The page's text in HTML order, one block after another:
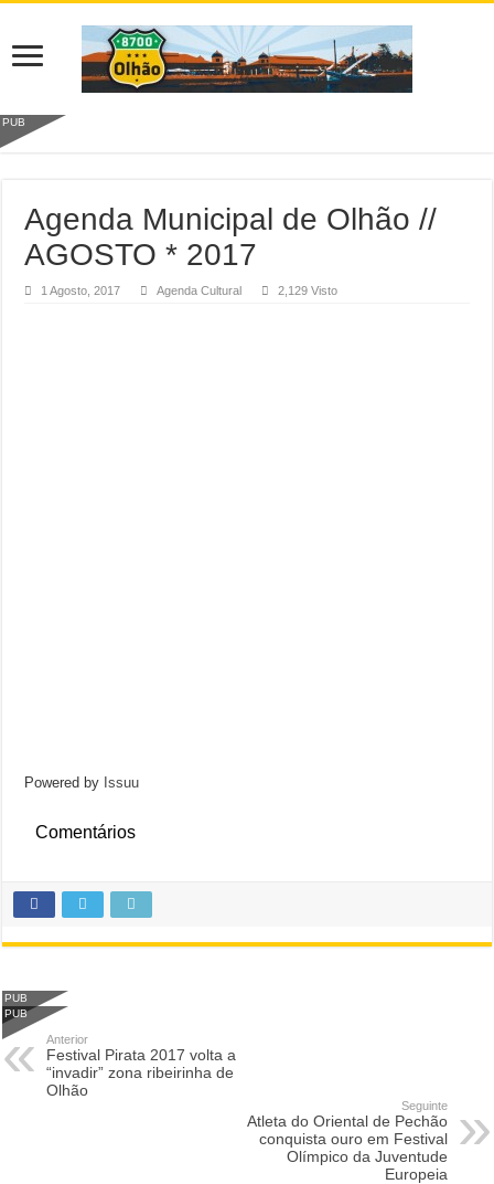
PUB
Agenda Municipal de Olhão //
AGOSTO * 2017
1 Agosto, 2017 Agenda Cultural 2,129 Visto
Powered by Issuu
Comentários
PUB
PUB
Anterior
Festival Pirata 2017 volta a
“invadir” zona ribeirinha de
Olhão
Seguinte
Atleta do Oriental de Pechão
conquista ouro em Festival
Olímpico da Juventude
Europeia